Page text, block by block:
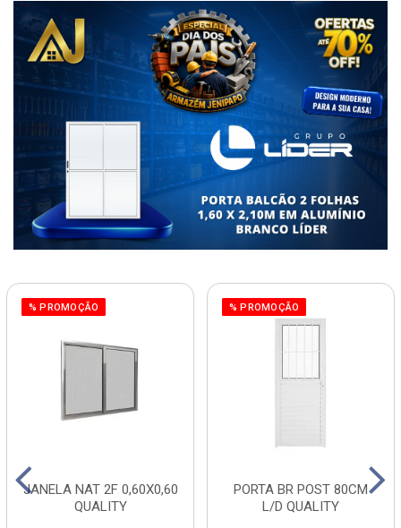
% PROMOÇÃO
JANELA NAT 2F 0,60X0,60
QUALITY
% PROMOÇÃO
PORTA BR POST 80CM
L/D QUALITY